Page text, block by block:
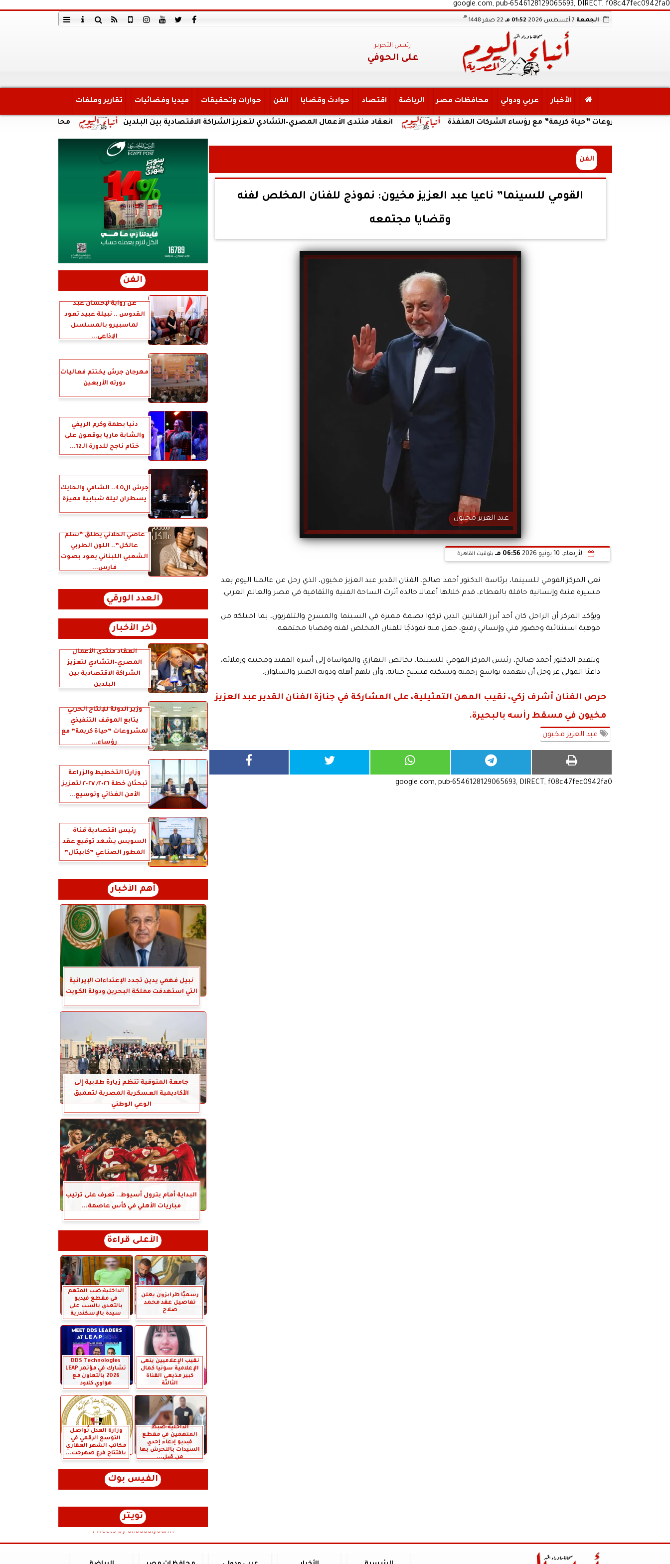
google.com, pub-6546128129065693, DIRECT, f08c47fec0942fa0
الجمعة 01:52 مـ 22 صفر 1448
هـ
رئيس التحرير
على الحوفي
الأخبار عربي ودولي محافظات مصر الرياضة اقتصاد حوادث وقضايا الفن حوارات وتحقيقات ميديا وفضائيات تقارير وملفات
محافظة الجيزة: غلق جزئى انعقاد منتدى الأعمال المصري–التشادي لتعزيز الشراكة الاقتصادية بين البلدين لمشروعات ”حياة كريمة” مع رؤساء الشركات المنفذة
الفن
القومي للسينما” ناعيا عبد العزيز مخيون: نموذج للفنان المخلص لفنه
وقضايا مجتمعه
عبد العزيز مخيون
الأربعاء، 10 يونيو 2026 06:56 مـ بتوقيت القاهرة
نعى المركز القومي للسينما، برئاسة الدكتور أحمد صالح، الفنان القدير عبد العزيز مخيون، الذي رحل عن عالمنا اليوم بعد
مسيرة فنية وإنسانية حافلة بالعطاء، قدم خلالها أعمالا خالدة أثرت الساحة الفنية والثقافية في مصر والعالم العربي.
ويؤكد المركز أن الراحل كان أحد أبرز الفنانين الذين تركوا بصمة مميزة في السينما والمسرح والتلفزيون، بما امتلكه من
موهبة استثنائية وحضور فني وإنساني رفيع، جعل منه نموذجًا للفنان المخلص لفنه وقضايا مجتمعه.
ويتقدم الدكتور أحمد صالح، رئيس المركز القومي للسينما، بخالص التعازي والمواساة إلى أسرة الفقيد ومحبيه وزملائه،
داعيًا المولى عز وجل أن يتغمده بواسع رحمته ويسكنه فسيح جناته، وأن يلهم أهله وذويه الصبر والسلوان.
حرص الفنان أشرف زكي، نقيب المهن التمثيلية، على المشاركة في جنازة الفنان القدير عبد العزيز
مخيون في مسقط رأسه بالبحيرة.
عبد العزيز مخيون
google.com, pub-6546128129065693, DIRECT, f08c47fec0942fa0
الفن
عن رواية لإحسان عبد
القدوس .. نبيلة عبيد تعود
لماسبيرو بالمسلسل
الإذاعي...
مهرجان جرش يختتم فعاليات
دورته الأربعين
دنيا بطمة وكرم الريفي
والشابة ماريا يوقعون على
ختام ناجح للدورة الـ12...
جرش ال40.. الشامي والحايك
يسطران ليلة شبابية مميزة
عاصي الحلاني يطلق “سلّم
عالكل”.. اللون الطربي
الشعبي اللبناني يعود بصوت
فارس...
العدد الورقي
آخر الأخبار
انعقاد منتدى الأعمال
المصري–التشادي لتعزيز
الشراكة الاقتصادية بين
البلدين
وزير الدولة للإنتاج الحربي
يتابع الموقف التنفيذي
لمشروعات ”حياة كريمة” مع
رؤساء...
وزارتا التخطيط والزراعة
تبحثان خطة ٢٠٢٦/ ٢٠٢٧ لتعزيز
الأمن الغذائي وتوسيع...
رئيس اقتصادية قناة
السويس يشهد توقيع عقد
المطور الصناعي ”كابيتال”
أهم الأخبار
نبيل فهمي يدين تجدد الإعتداءات الإيرانية
التي استهدفت مملكة البحرين ودولة الكويت
جامعة المنوفية تنظم زيارة طلابية إلى
الأكاديمية العسكرية المصرية لتعميق
الوعي الوطني
البداية أمام بترول أسيوط.. تعرف على ترتيب
مباريات الأهلي في كأس عاصمة...
الأعلى قراءة
رسميًا طرابزون يعلن
تفاصيل عقد محمد
صلاح
الداخلية:ضب المتهم
في مقطع فيديو
بالتعدى بالسب على
سيدة بالإسكندرية
نقيب الإعلاميين ينعى
الإعلامية سونيا كمال
كبير مذيعي القناة
الثالثة
DDS Technologies
تشارك في مؤتمر LEAP
2026 بالتعاون مع
هواوي كلاود
الداخلية:ضبط
المتهمين في مقطع
فيديو إدعاء إحدي
السيدات بالتحرش بها
من قبل...
وزارة العدل تُواصل
التوسع الرقمي في
مكاتب الشهر العقاري
بافتتاح فرع صهرجت...
الفيس بوك
تويتر
Tweets by anbaaalyoum1